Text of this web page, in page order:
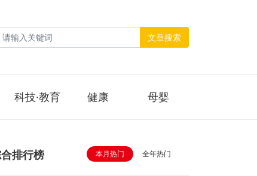
文章搜索
科技·教育 健康 母婴
排行榜 本月热门 全年热门